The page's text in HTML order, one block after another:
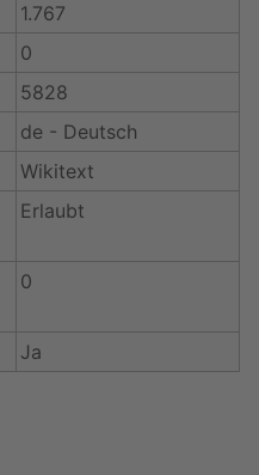
1.767
0
5828
de - Deutsch
Wikitext
Erlaubt
0
Ja